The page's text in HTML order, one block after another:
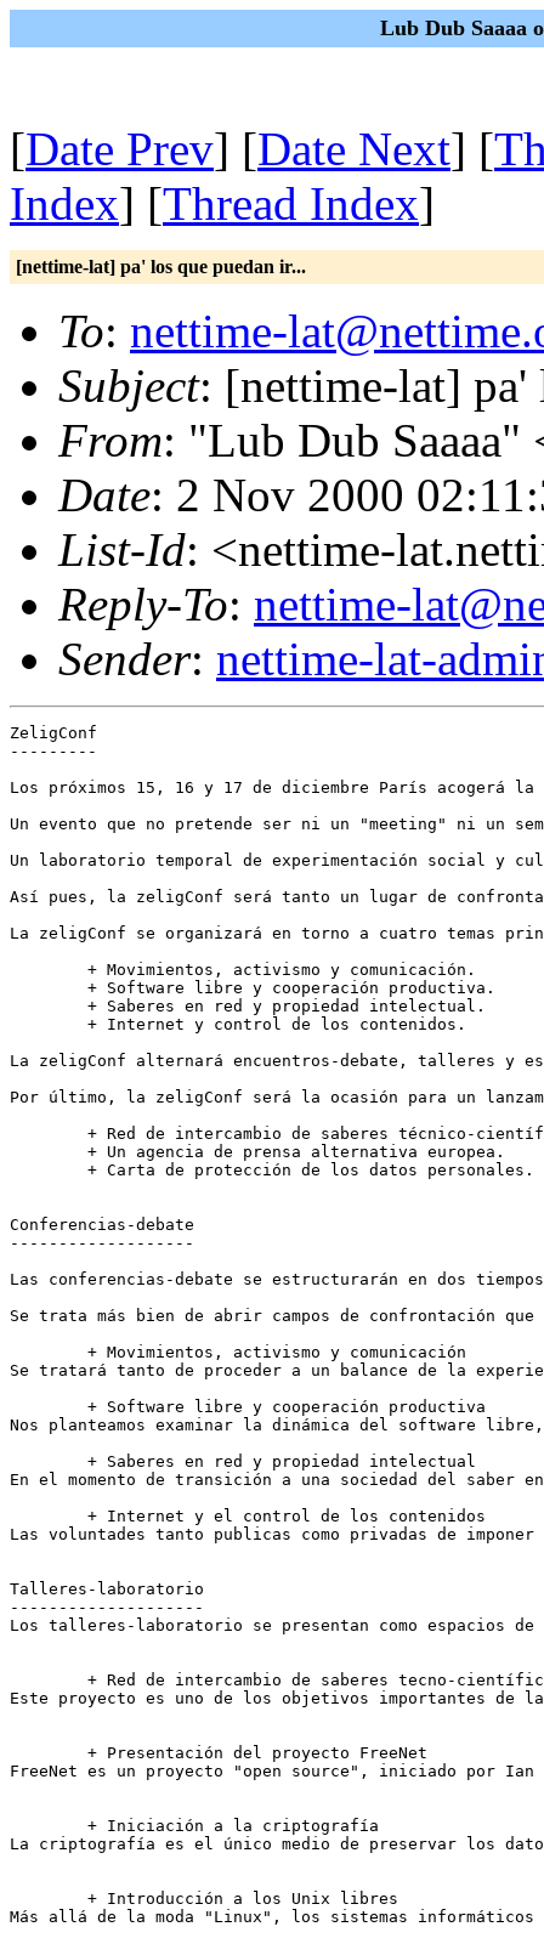
Lub Dub Saaaa
[Date Prev] [Date Next] [
Index] [Thread Index]
[nettime-lat] pa' los que puedan ir...
To: nettime-
Subject: [nettime-lat] pa'
From: "Lub Dub Saaaa"
Date: 2 Nov 2000
List-Id: <nettime-
Reply-To: nettime-
Sender: nettime-lat-
ZeligConf
---------
Los próximos 15, 16 y 17 de diciembre París acogerá
Un evento que no pretende ser ni un "meeting" ni un
Un laboratorio temporal de experimentación social y
Así pues, la zeligConf será tanto un lugar de
La zeligConf se organizará en torno a cuatro temas
La zeligConf alternará encuentros-debate, talleres y
Por último, la zeligConf será la ocasión para un
Conferencias-debate
-------------------
Las conferencias-debate se estructurarán en dos
Se trata más bien de abrir campos de confrontación
Se tratará tanto de proceder a un balance de la
Nos planteamos examinar la dinámica del software
En el momento de transición a una sociedad del
Las voluntades tanto publicas como privadas de
Talleres-laboratorio
--------------------
Los talleres-laboratorio se presentan como espacios
Este proyecto es uno de los objetivos importantes
FreeNet es un proyecto "open source", iniciado por
La criptografía es el único medio de preservar los
        + Introducción a los Unix libres
Más allá de la moda "Linux", los sistemas